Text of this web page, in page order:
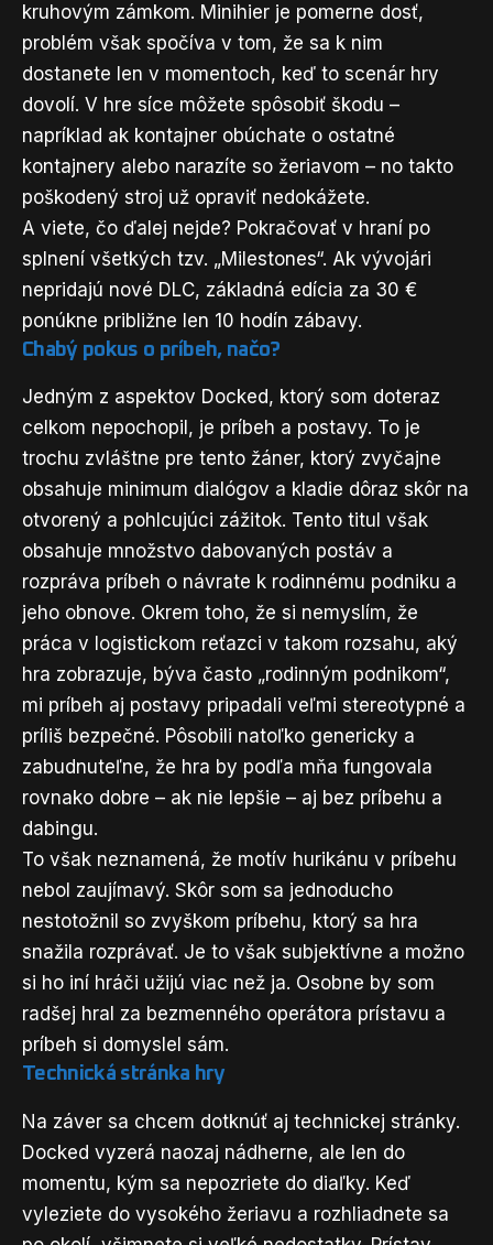
kruhovým zámkom. Minihier je pomerne dosť,
problém však spočíva v tom, že sa k nim
dostanete len v momentoch, keď to scenár hry
dovolí. V hre síce môžete spôsobiť škodu –
napríklad ak kontajner obúchate o ostatné
kontajnery alebo narazíte so žeriavom – no takto
poškodený stroj už opraviť nedokážete.
A viete, čo ďalej nejde? Pokračovať v hraní po
splnení všetkých tzv. „Milestones“. Ak vývojári
nepridajú nové DLC, základná edícia za 30 €
ponúkne približne len 10 hodín zábavy.
Chabý pokus o príbeh, načo?
Jedným z aspektov Docked, ktorý som doteraz
celkom nepochopil, je príbeh a postavy. To je
trochu zvláštne pre tento žáner, ktorý zvyčajne
obsahuje minimum dialógov a kladie dôraz skôr na
otvorený a pohlcujúci zážitok. Tento titul však
obsahuje množstvo dabovaných postáv a
rozpráva príbeh o návrate k rodinnému podniku a
jeho obnove. Okrem toho, že si nemyslím, že
práca v logistickom reťazci v takom rozsahu, aký
hra zobrazuje, býva často „rodinným podnikom“,
mi príbeh aj postavy pripadali veľmi stereotypné a
príliš bezpečné. Pôsobili natoľko genericky a
zabudnuteľne, že hra by podľa mňa fungovala
rovnako dobre – ak nie lepšie – aj bez príbehu a
dabingu.
To však neznamená, že motív hurikánu v príbehu
nebol zaujímavý. Skôr som sa jednoducho
nestotožnil so zvyškom príbehu, ktorý sa hra
snažila rozprávať. Je to však subjektívne a možno
si ho iní hráči užijú viac než ja. Osobne by som
radšej hral za bezmenného operátora prístavu a
príbeh si domyslel sám.
Technická stránka hry
Na záver sa chcem dotknúť aj technickej stránky.
Docked vyzerá naozaj nádherne, ale len do
momentu, kým sa nepozriete do diaľky. Keď
vyleziete do vysokého žeriavu a rozhliadnete sa